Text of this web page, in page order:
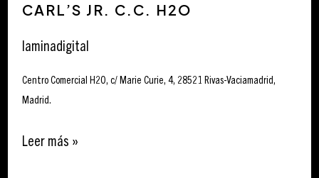
CARL’S JR. C.C. H2O
laminadigital
Centro Comercial H2O, c/ Marie Curie, 4, 28521 Rivas-Vaciamadrid,
Madrid.
Jr.
C.C.
H2O
Leer más »